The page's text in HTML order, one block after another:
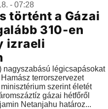
- 07:28
történt a Gázai
310-en
izraeli
nagyszabású légicsapásokat
terrorszervezet
szerint életét
gázai hétfőről
Netanjahu határoz...